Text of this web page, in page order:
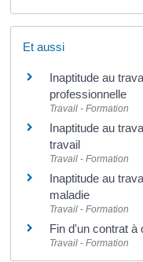
Et aussi
Inaptitude au
professionnelle
Travail - Formation
Inaptitude au
travail
Travail - Formation
Inaptitude au
maladie
Travail - Formation
Fin d'un contrat à
Travail - Formation